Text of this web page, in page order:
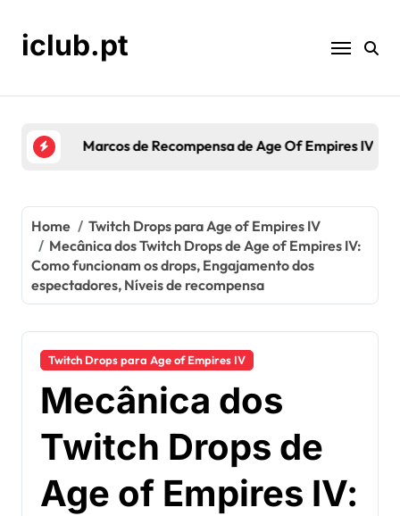
contenticlub.pt
Marcos de Recompensa de Age Of Empires IV:
Home
Twitch Drops para Age of Empires IV
Mecânica dos Twitch Drops de Age of Empires IV:
Como funcionam os drops, Engajamento dos
espectadores, Níveis de recompensa
Twitch Drops para Age of Empires IV
Mecânica dos
Twitch Drops de
Age of Empires IV: